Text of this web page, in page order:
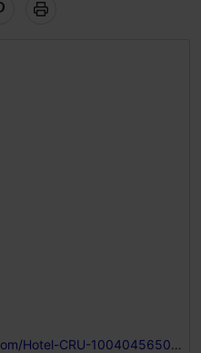
https://www.facebook.com/Hotel-CRU-100404565031582